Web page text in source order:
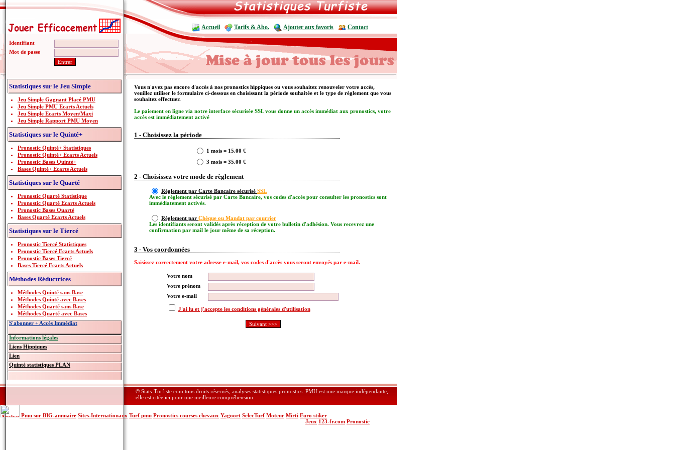
Accueil Tarifs & Abo. Ajouter aux favoris Contact
Identifiant
Mot de passe
Statistiques sur le Jeu Simple
Jeu Simple Gagnant Placé PMU
Jeu Simple PMU Ecarts Actuels
Jeu Simple Ecarts Moyen/Maxi
Jeu Simple Rapport PMU Moyen
Statistiques sur le Quinté+
Pronostic Quinté+ Statistiques
Pronostic Quinté+ Ecarts Actuels
Pronostic Bases Quinté+
Bases Quinté+ Ecarts Actuels
Statistiques sur le Quarté
Pronostic Quarté Statistique
Pronostic Quarté Ecarts Actuels
Pronostic Bases Quarté
Bases Quarté Ecarts Actuels
Statistiques sur le Tiercé
Pronostic Tiercé Statistiques
Pronostic Tiercé Ecarts Actuels
Pronostic Bases Tiercé
Bases Tiercé Ecarts Actuels
Méthodes Réductrices
Méthodes Quinté sans Base
Méthodes Quinté avec Bases
Méthodes Quarté sans Base
Méthodes Quarté avec Bases
S'abonner + Accès Immédiat
Informations légales
Liens Hippiques
Lien
Quinté statistiques PLAN
Vous n'avez pas encore d'accès à nos pronostics hippiques ou vous souhaitez renouveler votre accès,
veuillez utiliser le formulaire ci-dessous en choisissant la période souhaitée et le type de règlement que vous
souhaitez effectuer.
Le paiement en ligne via notre interface sécurisée SSL vous donne un accès immédiat aux pronostics, votre
accès est immédiatement activé
1 - Choisissez la période
1 mois = 15.00 €
3 mois = 35.00 €
2 - Choisissez votre mode de règlement
Règlement par Carte Bancaire sécurisé SSL
Avec le règlement sécurisé par Carte Bancaire, vos codes d'accès pour consulter les pronostics sont
immédiatement activés.
Règlement par Chèque ou Mandat par courrier
Les identifiants seront validés après réception de votre bulletin d'adhésion. Vous recevrez une
confirmation par mail le jour même de sa réception.
3 - Vos coordonnées
Saisissez correctement votre adresse e-mail, vos codes d'accès vous seront envoyés par e-mail.
Votre nom
Votre prénom
Votre e-mail
J'ai lu et j'accepte les conditions générales d'utilisation
© Stats-Turfiste.com tous droits réservés, analyses statistiques pronostics. PMU est une marque indépendante,
elle est citée ici pour une meilleure compréhension.
Pmu sur BIG-annuaire Sites-Internationaux Turf pmu Pronostics courses chevaux Yagoort SelecTurf Moteur Mirti Euro stiker
Jeux 123-fr.com Pronostic